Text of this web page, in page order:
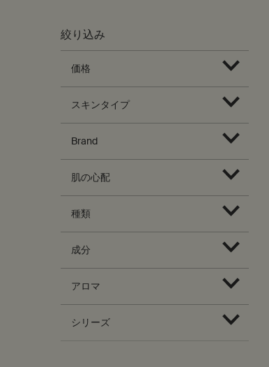
絞り込み
価格
スキンタイプ
Brand
肌の心配
種類
成分
アロマ
シリーズ